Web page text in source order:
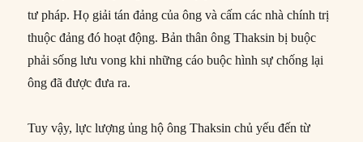
tư pháp. Họ giải tán đảng của ông và cấm các nhà chính trị
thuộc đảng đó hoạt động. Bản thân ông Thaksin bị buộc
phải sống lưu vong khi những cáo buộc hình sự chống lại
ông đã được đưa ra.
Tuy vậy, lực lượng ủng hộ ông Thaksin chủ yếu đến từ